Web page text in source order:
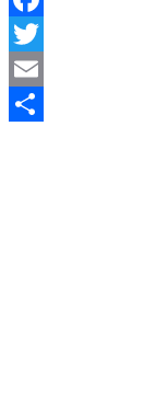
Facebook
Twitter
Email